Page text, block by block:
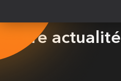
Notre actualité